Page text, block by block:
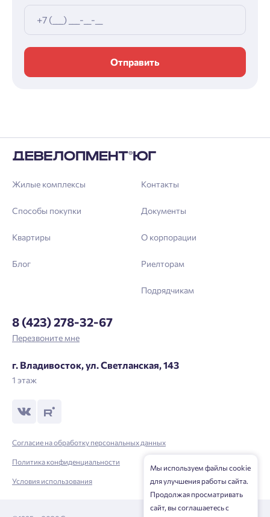
Отправить
Жилые комплексы
Способы покупки
Квартиры
Блог
Контакты
Документы
О корпорации
Риелторам
Подрядчикам
8 (423) 278-32-67
Перезвоните мне
г. Владивосток, ул. Светланская, 143
1 этаж
Согласие на обработку персональных данных
Политика конфиденциальности
Условия использования
Мы используем файлы cookie
для улучшения работы сайта.
Продолжая просматривать
сайт, вы соглашаетесь с